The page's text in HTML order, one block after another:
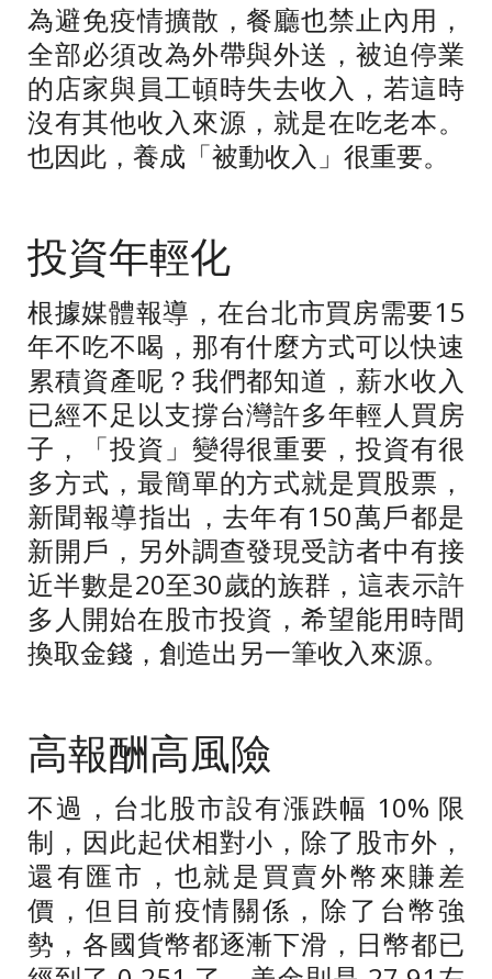
為避免疫情擴散，餐廳也禁止內用，
全部必須改為外帶與外送，被迫停業
的店家與員工頓時失去收入，若這時
沒有其他收入來源，就是在吃老本。
也因此，養成「被動收入」很重要。
投資年輕化
根據媒體報導，在台北市買房需要15
年不吃不喝，那有什麼方式可以快速
累積資產呢？我們都知道，薪水收入
已經不足以支撐台灣許多年輕人買房
子，「投資」變得很重要，投資有很
多方式，最簡單的方式就是買股票，
新聞報導指出，去年有150萬戶都是
新開戶，另外調查發現受訪者中有接
近半數是20至30歲的族群，這表示許
多人開始在股市投資，希望能用時間
換取金錢，創造出另一筆收入來源。
高報酬高風險
不過，台北股市設有漲跌幅 10% 限
制，因此起伏相對小，除了股市外，
還有匯市，也就是買賣外幣來賺差
價，但目前疫情關係，除了台幣強
勢，各國貨幣都逐漸下滑，日幣都已